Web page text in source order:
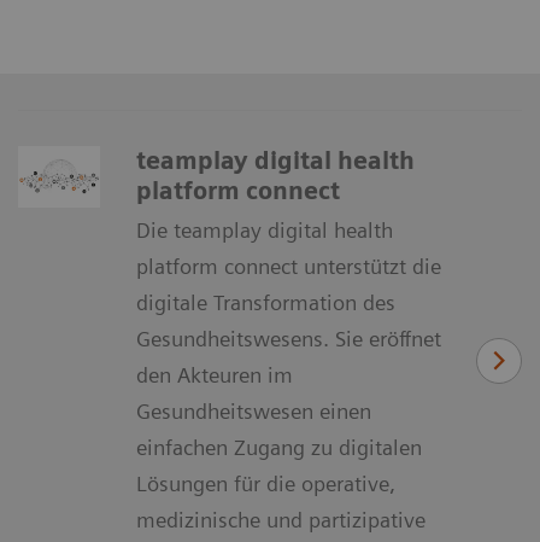
teamplay digital health
platform connect
Die teamplay digital health
platform connect unterstützt die
digitale Transformation des
Gesundheitswesens. Sie eröffnet
den Akteuren im
Gesundheitswesen einen
einfachen Zugang zu digitalen
Lösungen für die operative,
medizinische und partizipative